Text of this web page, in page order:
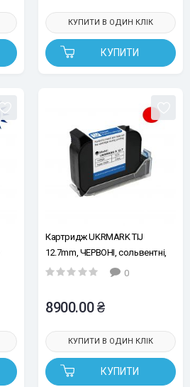
КУПИТИ
КУПИТИ В ОДИН КЛІК
Картридж UKRMARK TIJ
12.7mm, ЧЕРВОНІ, сольвентні,
підвищена адгезія, 0
8900.00 ₴
КУПИТИ
КУПИТИ В ОДИН КЛІК